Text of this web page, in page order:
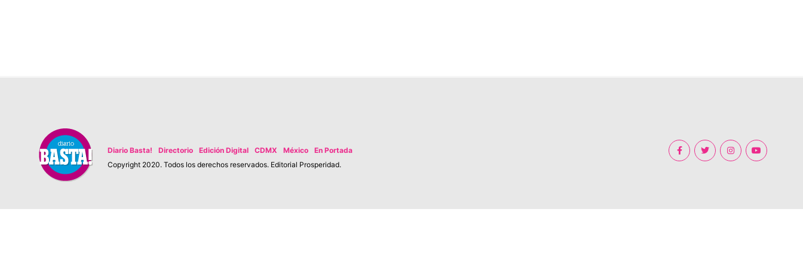
Diario Basta! Directorio Edición Digital CDMX México
En Portada
Copyright 2020. Todos los derechos reservados. Editorial Prosperidad.